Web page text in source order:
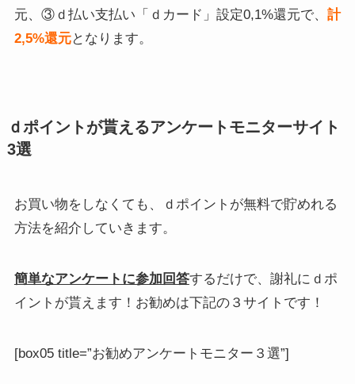
元、③ｄ払い支払い「ｄカード」設定0,1%還元で、 計
2,5%還元となります。
ｄポイントが貰えるアンケートモニターサイト
3選
お買い物をしなくても、ｄポイントが無料で貯めれる
方法を紹介していきます。
簡単なアンケートに参加回答するだけで、謝礼にｄポ
イントが貰えます！お勧めは下記の３サイトです！
[box05 title=”お勧めアンケートモニター３選”]